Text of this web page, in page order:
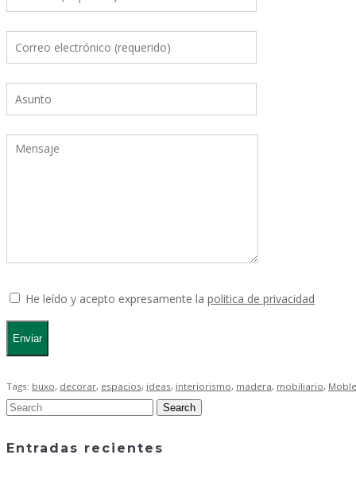
He leído y acepto expresamente la politica de privacidad
Tags: buxo, decorar, espacios, ideas, interiorismo, madera, mobiliario,
Entradas recientes